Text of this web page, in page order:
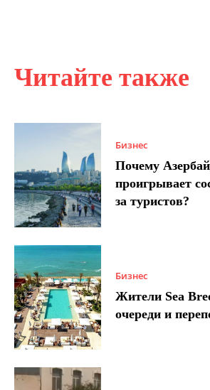
Читайте также
Бизнес
Почему
проигрывает
за туристов?
Бизнес
Жители Sea
очереди и